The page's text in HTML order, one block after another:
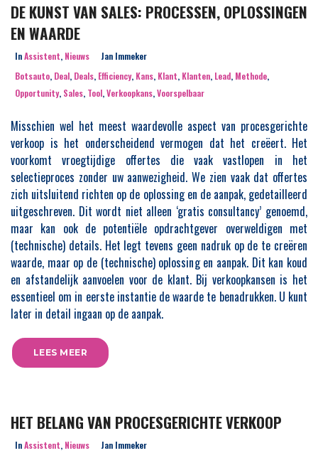
DE KUNST VAN SALES: PROCESSEN, OPLOSSINGEN
EN WAARDE
InAssistent, Nieuws
Jan Immeker
Botsauto, Deal, Deals, Efficiency, Kans, Klant, Klanten, Lead, Methode,
Opportunity, Sales, Tool,Verkoopkans,Voorspelbaar
Misschien wel het meest waardevolle aspect van procesgerichte
verkoop is het onderscheidend vermogen dat het creëert. Het
voorkomt vroegtijdige offertes die vaak vastlopen in het
selectieproces zonder uw aanwezigheid. We zien vaak dat offertes
zich uitsluitend richten op de oplossing en de aanpak, gedetailleerd
uitgeschreven. Dit wordt niet alleen ‘gratis consultancy’ genoemd,
maar kan ook de potentiële opdrachtgever overweldigen met
(technische) details. Het legt tevens geen nadruk op de te creëren
waarde, maar op de (technische) oplossing en aanpak. Dit kan koud
en afstandelijk aanvoelen voor de klant. Bij verkoopkansen is het
essentieel om in eerste instantie de waarde te benadrukken. U kunt
later in detail ingaan op de aanpak.
LEES MEER
HET BELANG VAN PROCESGERICHTE VERKOOP
InAssistent, Nieuws
Jan Immeker